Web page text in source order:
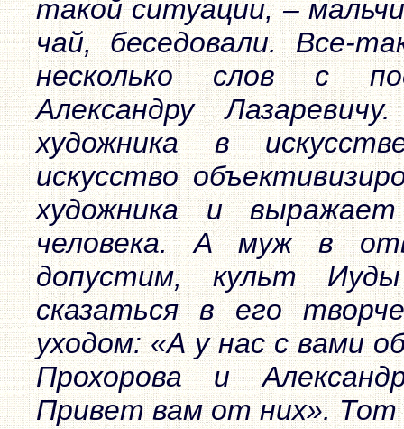
такой ситуации, –
чай, беседовали. Все-
несколько слов с
Александру
художника в
искусство
художника и
человека. А муж в
допустим, культ
сказаться в его
уходом: «А у нас с вами
Прохорова и
Привет вам от них». Тот